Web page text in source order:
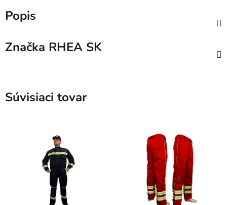
Popis
Značka RHEA SK
Súvisiaci tovar